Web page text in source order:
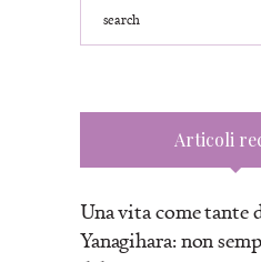
Articoli
Una vita come tante
Yanagihara: non